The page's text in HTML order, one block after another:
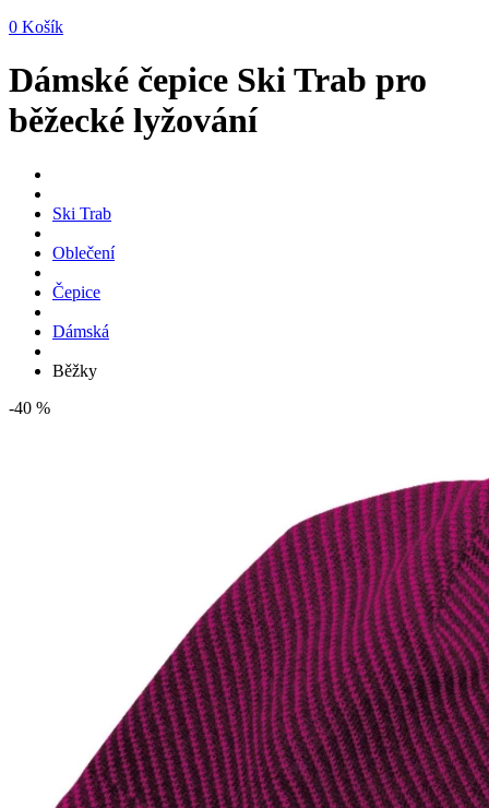
0 Košík
Dámské čepice Ski Trab pro
běžecké lyžování
Ski Trab
Oblečení
Čepice
Dámská
Běžky
-40 %